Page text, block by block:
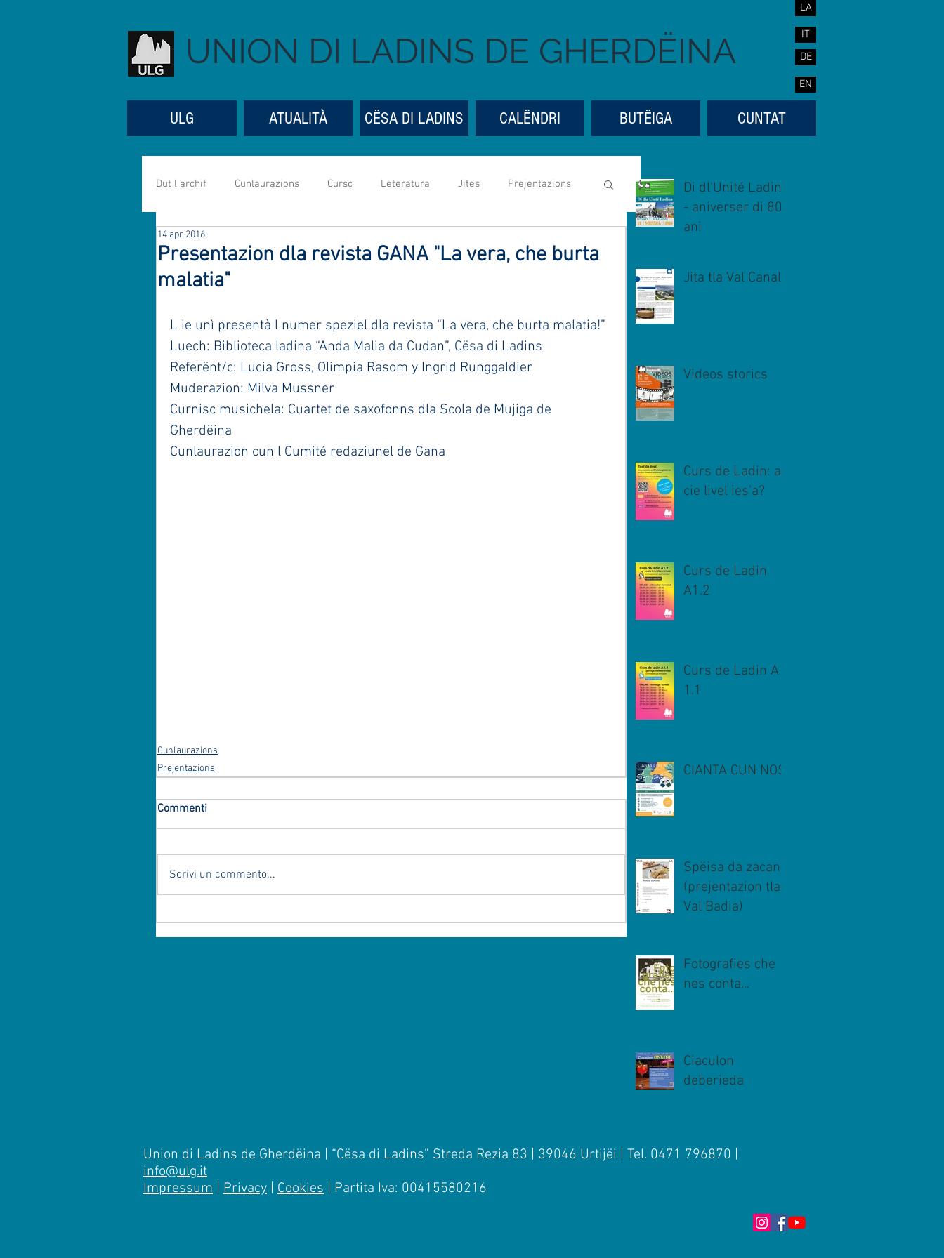
UNION DI LADINS DE GHERDËINA
LA
IT
DE
EN
ULG ATUALITÀ CËSA DI LADINS CALËNDRI BUTËIGA CUNTAT
Dut l archif Cunlaurazions Cursc Leteratura Jites Prejentazions
Referac
Presentazion dla revista GANA "La vera, che burta
malatia"
14 apr 2016
L ie unì presentà l numer speziel dla revista “La vera, che burta malatia!”
Luech: Biblioteca ladina “Anda Malia da Cudan”, Cësa di Ladins
Referënt/c: Lucia Gross, Olimpia Rasom y Ingrid Runggaldier
Muderazion: Milva Mussner
Curnisc musichela: Cuartet de saxofonns dla Scola de Mujiga de
Gherdëina
Cunlaurazion cun l Cumité redaziunel de Gana
Cunlaurazions
Prejentazions
Commenti
Scrivi un commento...
Di dl'Unité Ladina
- aniverser di 80
ani
Jita tla Val Canal
Videos storics
Curs de Ladin: a
cie livel ies'a?
Curs de Ladin
A1.2
Curs de Ladin A
1.1
CIANTA CUN NOS
Spëisa da zacan
(prejentazion tla
Val Badia)
Fotografies che
nes conta...
Ciaculon
deberieda
Union di Ladins de Gherdëina | “Cësa di Ladins” Streda Rezia 83 | 39046 Urtijëi | Tel. 0471 796870 |
info@ulg.it
Impressum | Privacy | Cookies | Partita Iva: 00415580216